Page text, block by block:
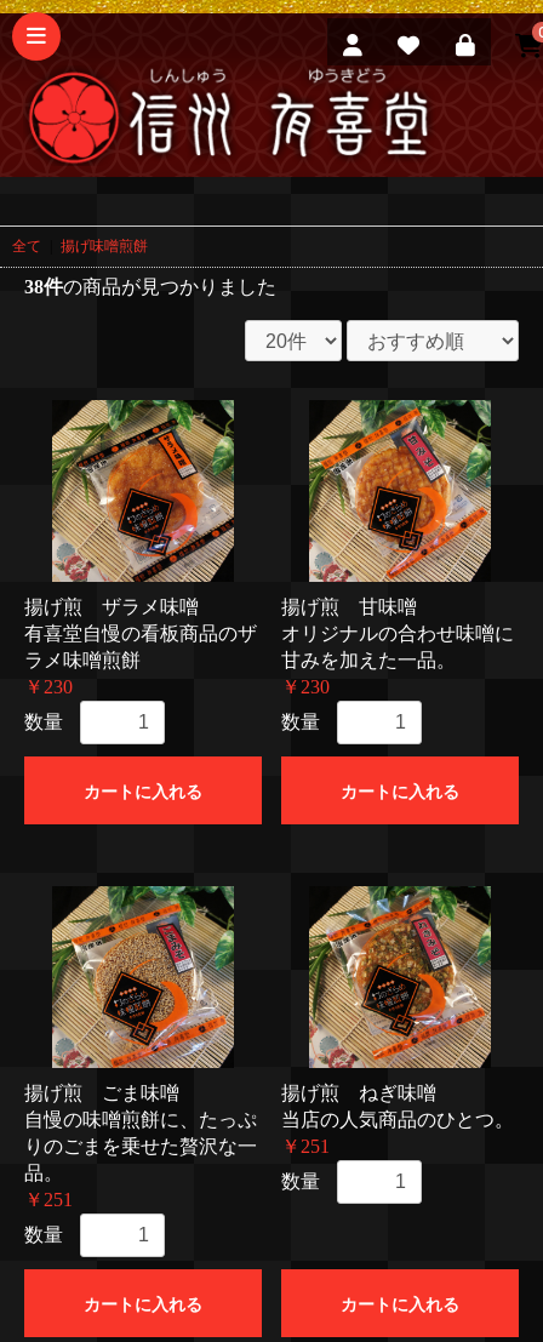
全て 揚げ味噌煎餅
38件の商品が見つかりました
揚げ煎 ザラメ味噌
有喜堂自慢の看板商品のザ
ラメ味噌煎餅
￥230
数量
カートに入れる
揚げ煎 甘味噌
オリジナルの合わせ味噌に
甘みを加えた一品。
￥230
数量
カートに入れる
揚げ煎 ごま味噌
自慢の味噌煎餅に、たっぷ
りのごまを乗せた贅沢な一
品。
￥251
数量
カートに入れる
揚げ煎 ねぎ味噌
当店の人気商品のひとつ。
￥251
数量
カートに入れる